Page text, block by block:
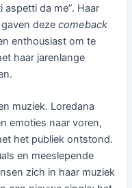
da me”. Haar
gaven dezecomeback
enthousiast om te
haar jarenlange
muziek. Loredana
emoties naar voren,
het publiek ontstond.
en meeslepende
zich in haar muziek